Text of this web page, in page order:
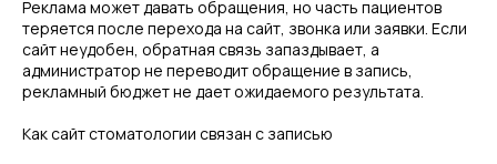
Реклама может давать обращения, но часть пациентов
теряется после перехода на сайт, звонка или заявки. Если
сайт неудобен, обратная связь запаздывает, а
администратор не переводит обращение в запись,
рекламный бюджет не дает ожидаемого результата.
Как сайт стоматологии связан с записью